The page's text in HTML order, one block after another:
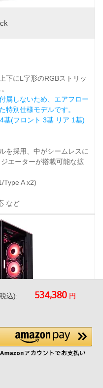
下にL字形のRGBストリッ
属しないため、エアフロー
特別仕様モデルです。
基(フロント 3基 リア 1基)
を採用、中がシームレスに
エーターが搭載可能な拡
Type A x2)
など
特別仕様
込): 円